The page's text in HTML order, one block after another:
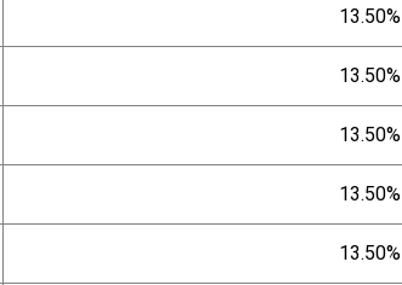
13.50%
13.50%
13.50%
13.50%
13.50%